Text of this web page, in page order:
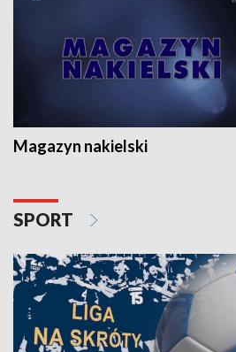
Magazyn nakielski
SPORT